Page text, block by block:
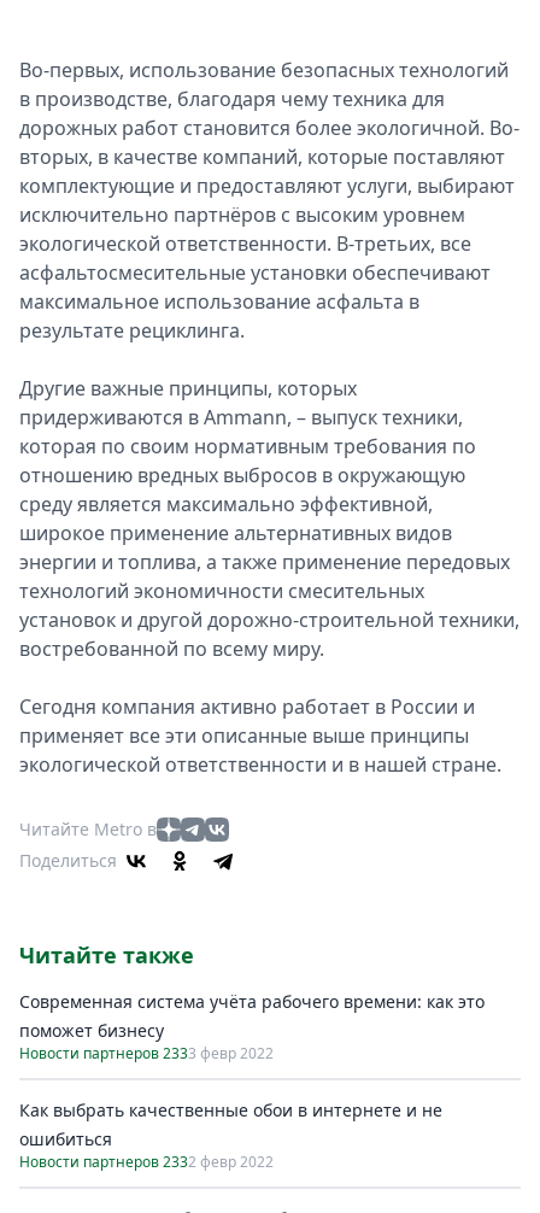
Во-первых, использование безопасных технологий
в производстве, благодаря чему техника для
дорожных работ становится более экологичной. Во-
вторых, в качестве компаний, которые поставляют
комплектующие и предоставляют услуги, выбирают
исключительно партнёров с высоким уровнем
экологической ответственности. В-третьих, все
асфальтосмесительные установки обеспечивают
максимальное использование асфальта в
результате рециклинга.
Другие важные принципы, которых
придерживаются в Ammann, – выпуск техники,
которая по своим нормативным требования по
отношению вредных выбросов в окружающую
среду является максимально эффективной,
широкое применение альтернативных видов
энергии и топлива, а также применение передовых
технологий экономичности смесительных
установок и другой дорожно-строительной техники,
востребованной по всему миру.
Сегодня компания активно работает в России и
применяет все эти описанные выше принципы
экологической ответственности и в нашей стране.
Читайте Metro в
Поделиться
Читайте также
Современная система учёта рабочего времени: как это
поможет бизнесу
Новости партнеров 2333 февр 2022
Как выбрать качественные обои в интернете и не
ошибиться
Новости партнеров 2332 февр 2022